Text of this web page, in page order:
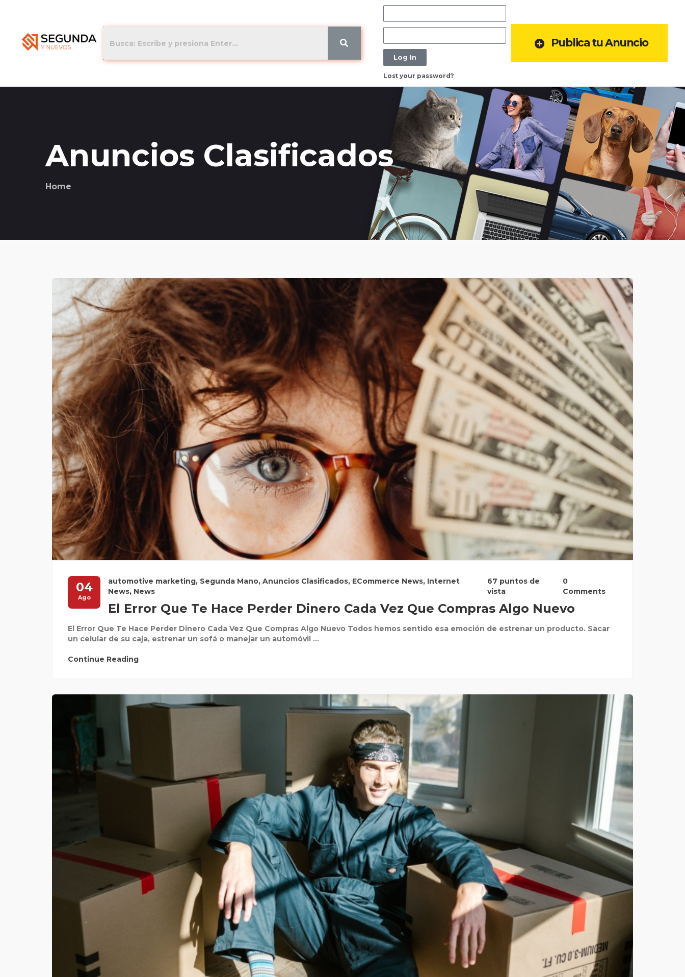
Log In
Lost your password?
Publica tu Anuncio
Anuncios Clasificados
Home
04
Ago
automotive marketing, Segunda Mano, Anuncios Clasificados, ECommerce News, Internet
News, News
67 puntos de
vista
0
Comments
El Error Que Te Hace Perder Dinero Cada Vez Que Compras Algo Nuevo
El Error Que Te Hace Perder Dinero Cada Vez Que Compras Algo Nuevo Todos hemos sentido esa emoción de estrenar un producto. Sacar
un celular de su caja, estrenar un sofá o manejar un automóvil ...
Continue Reading